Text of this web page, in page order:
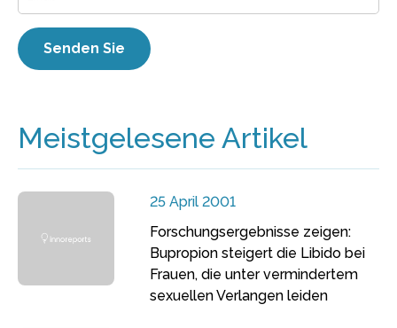
Meistgelesene Artikel
25 April 2001
Forschungsergebnisse zeigen:
Bupropion steigert die Libido bei
Frauen, die unter vermindertem
sexuellen Verlangen leiden